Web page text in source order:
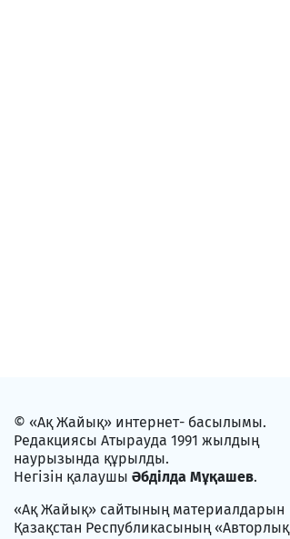
© «Ақ Жайық» интернет- басылымы.
Редакциясы Атырауда 1991 жылдың
наурызында құрылды.
Негізін қалаушы Әбділда Мұқашев.
«Ақ Жайық» сайтының материалдарын
Қазақстан Республикасының «Авторлық